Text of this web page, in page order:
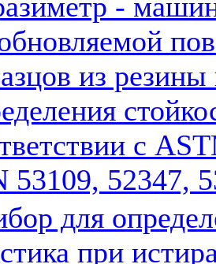
из резины
с
53109, 52347,
для
при